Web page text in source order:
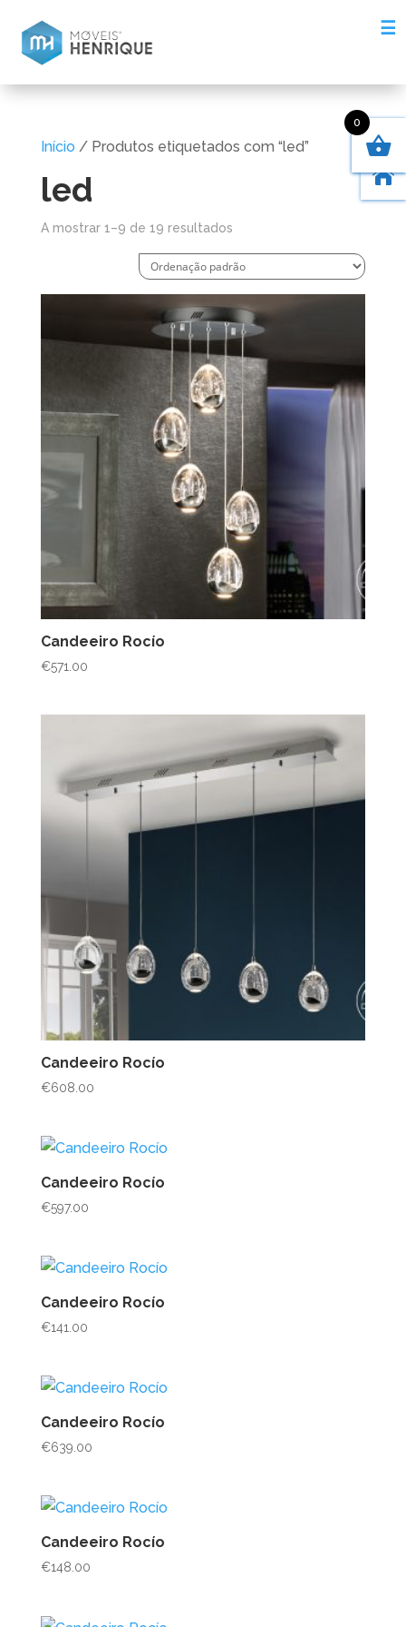
☰
Início / Produtos etiquetados com “led”
led
A mostrar 1–9 de 19 resultados
Candeeiro Rocío
€571.00
Candeeiro Rocío
€608.00
Candeeiro Rocío
€597.00
Candeeiro Rocío
€141.00
Candeeiro Rocío
€639.00
Candeeiro Rocío
€148.00

0